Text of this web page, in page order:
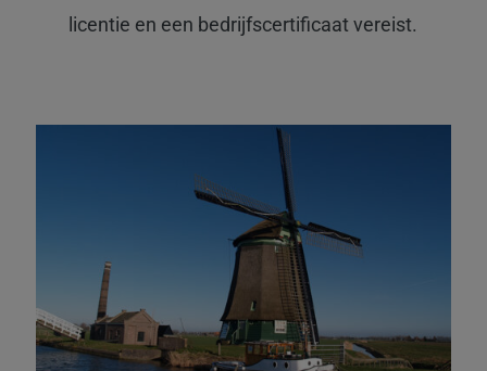
licentie en een bedrijfscertificaat vereist.